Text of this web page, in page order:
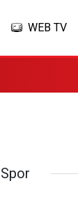
WEB TV
Spor